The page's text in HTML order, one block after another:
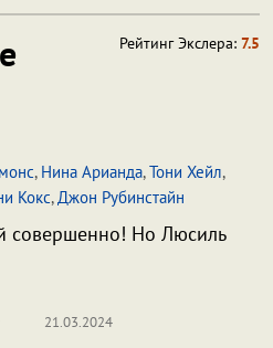
Рейтинг Экслера: 7.5
, Нина Арианда,Тони Хейл,
Кокс,Джон Рубинстайн
совершенно! Но Люсиль
21.03.2024